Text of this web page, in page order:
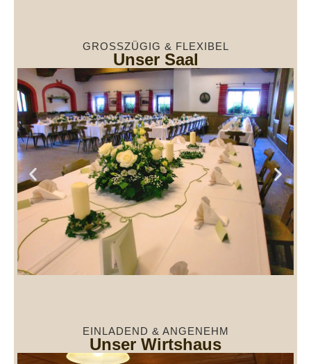
GROSSZÜGIG & FLEXIBEL
Unser Saal
EINLADEND & ANGENEHM
Unser Wirtshaus